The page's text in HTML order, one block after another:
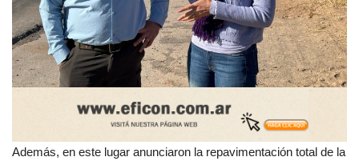
Además, en este lugar anunciaron la repavimentación total de la